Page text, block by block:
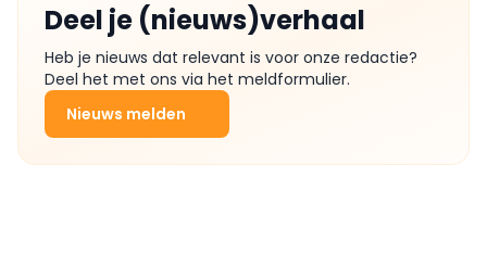
Deel je (nieuws)verhaal
Heb je nieuws dat relevant is voor onze redactie?
Deel het met ons via het meldformulier.
Nieuws melden